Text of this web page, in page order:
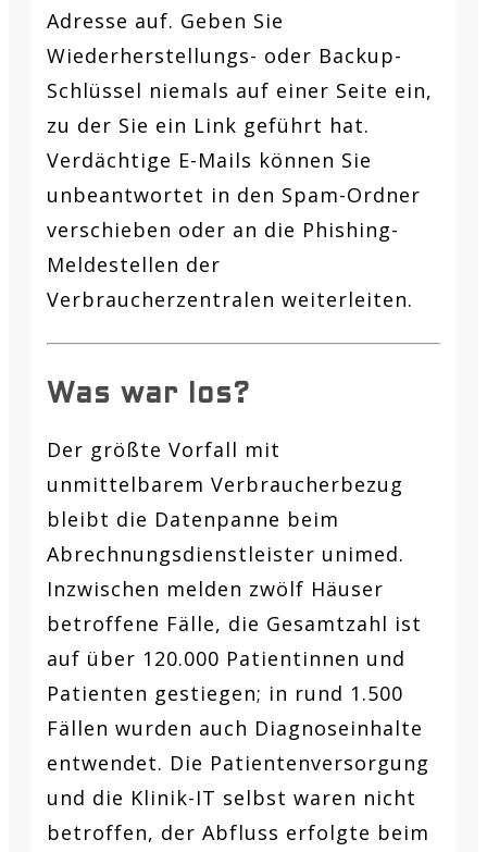
Adresse auf. Geben Sie
Wiederherstellungs- oder Backup-
Schlüssel niemals auf einer Seite ein,
zu der Sie ein Link geführt hat.
Verdächtige E-Mails können Sie
unbeantwortet in den Spam-Ordner
verschieben oder an die Phishing-
Meldestellen der
Verbraucherzentralen weiterleiten.
Was war los?
Der größte Vorfall mit
unmittelbarem Verbraucherbezug
bleibt die Datenpanne beim
Abrechnungsdienstleister unimed.
Inzwischen melden zwölf Häuser
betroffene Fälle, die Gesamtzahl ist
auf über 120.000 Patientinnen und
Patienten gestiegen; in rund 1.500
Fällen wurden auch Diagnoseinhalte
entwendet. Die Patientenversorgung
und die Klinik-IT selbst waren nicht
betroffen, der Abfluss erfolgte beim